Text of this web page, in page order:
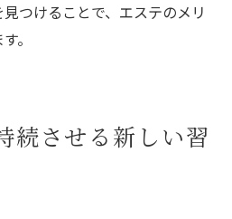
つけることで、エステのメリ
。
続させる新しい習